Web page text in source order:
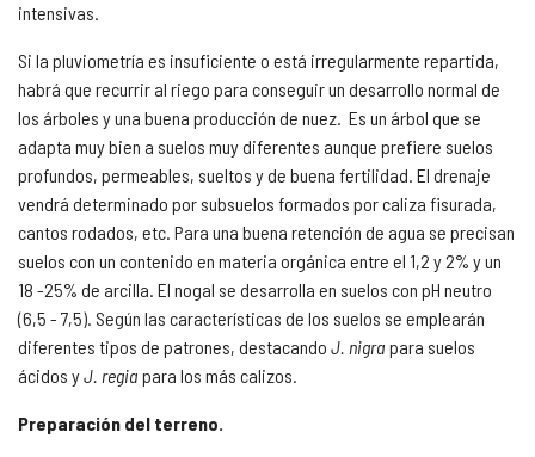
intensivas.
Si la pluviometría es insuficiente o está irregularmente repartida,
habrá que recurrir al riego para conseguir un desarrollo normal de
los árboles y una buena producción de nuez. Es un árbol que se
adapta muy bien a suelos muy diferentes aunque prefiere suelos
profundos, permeables, sueltos y de buena fertilidad. El drenaje
vendrá determinado por subsuelos formados por caliza fisurada,
cantos rodados, etc. Para una buena retención de agua se precisan
suelos con un contenido en materia orgánica entre el 1,2 y 2% y un
18 -25% de arcilla. El nogal se desarrolla en suelos con pH neutro
(6,5 - 7,5). Según las características de los suelos se emplearán
diferentes tipos de patrones, destacando J. nigra para suelos
ácidos yJ. regia para los más calizos.
Preparación del terreno.